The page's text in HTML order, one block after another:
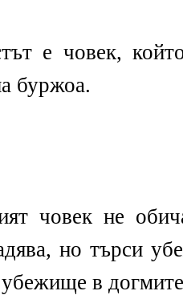
човек, който
буржоа.
не обича,
но търси
в